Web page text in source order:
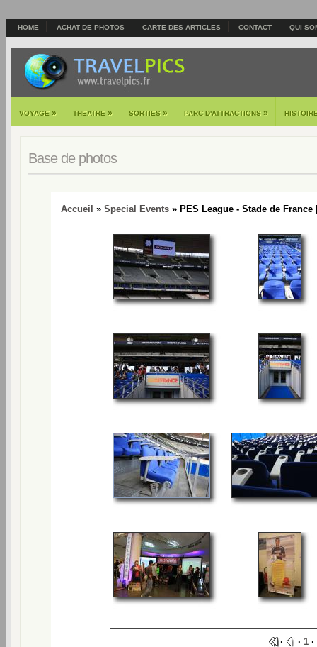
HOME ACHAT DE PHOTOS CARTE DES ARTICLES CONTACT QUI
VOYAGE » THEATRE » SORTIES » PARC D'ATTRACTIONS »
Base de photos
Accueil » Special Events » PES League - Stade de France
· · 1 ·